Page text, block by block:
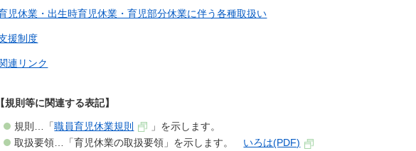
児休業・出生時育児休業・育児部分休業に伴う各種取扱い
援制度
連リンク
規則等に関連する表記】
規則…「職員育児休業規則
」を示します。
取扱要領…「育児休業の取扱要領」を示します。 いろは(PDF)